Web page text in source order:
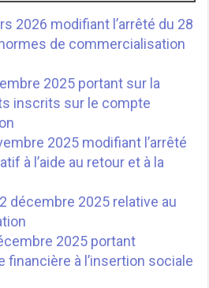
2026 modifiant l’arrêté du 28
de commercialisation
2025 portant sur la
inscrits sur le compte
2025 modifiant l’arrêté
à l’aide au retour et à la
décembre 2025 relative au
2025 portant
financière à l’insertion sociale